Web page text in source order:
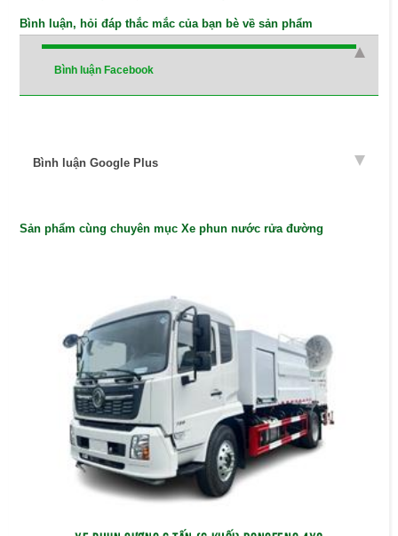
Bình luận, hỏi đáp thắc mắc của bạn bè về sản phẩm
Bình luận Facebook
Bình luận Google Plus
Sản phẩm cùng chuyên mục Xe phun nước rửa đường